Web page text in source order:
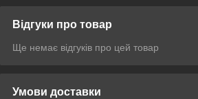
Відгуки про товар
Ще немає відгуків про цей товар
Умови доставки